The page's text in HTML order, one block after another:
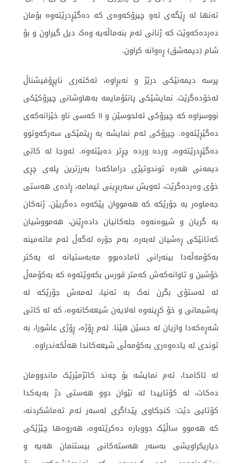
تەنها لە ڕێگەی ئەو چیرۆکەوەی کە دەگێڕدرێتەوە بۆمان
دەردەکەوێت کە ژنانی ئەم بنەماڵەیە وەک دیل گیراون و بۆ
شام (دیمەشق) ڕەوانە کراون.
پرسە دیمەنێکی درێژ و نەبڕاوە، ئەکتەری ناپڕۆفیشناڵ
لەخۆدەگرێت. نمایشێکی پانتۆمایمە بەهاوشانی چیرۆکێکی
نووسراوە کە چیرۆکی ئەلحوسێن و ١١ کەسی ناو خێزانەکەی
دەگێڕێتەوە. چیرۆکی ئەم نمایشە بە ڕیتمێکی سەرکەوتوو
دەگێڕدرێتەوە، وردە وردە چڕتر دەبێتەوە. ئەوجا لە کاتی
دیمەنی هەرە توندوتیژی دراماکەدا بەرزترین پلەی چڕی
خۆی وەردەگرێت، ئەویش سەربڕینی ئیمامە، ڕادەی هەستی
جەماوەر بە جۆرێکە کە هەمووان پێکەوە دەگریێن. ژنەکان
بە گریان و شیوەنەوە جلەکانیان دادەڕێنن، هەمووشیان
کەتانێکی ڕەشیان لەبەرە. بەم جۆرە لەگەڵ ئەم ماتەمینە
بەکۆمەڵەدا بینەرانی ئامادەبوو مەبەستیانە لە یەکتر
خۆشبن و تاوانەکەش کەمتر قورس بکەوێتەوە کە بەکۆمەڵ
لە ئەستۆی بگرن نەک بە تەنیا، ئەمەش جۆرێکە لە
پەشیمانی و خۆ کڕینەوە لەلایەن شیعەکانەوە، کە لە کاتی
شەڕەکەدا وازیان لە حسێن هێنا. ئەم ڕۆژە، ڕۆژی عاشورا، بە
توندی لە یادەوەری بەکۆمەڵی شیعەکاندا هەڵکەندراوە.
لە ئاکامدا، ئەم نمایشە بۆ چەند کاتژمێرێک ماندوومان
دەکات، لە کۆتاییدا لە نێوان دوو هەستی دژ بەیەکدا
کۆتایی دێت: کنجکاوی پێداگری لەسەر ئەم تەماشکردنە،
کە هەموو ساڵێک دووبارە دەکرێتەوە، هەروەها چێژێکی
دیاریکراویشی بەسەر هەستەکانی بیستنمان هەیە و